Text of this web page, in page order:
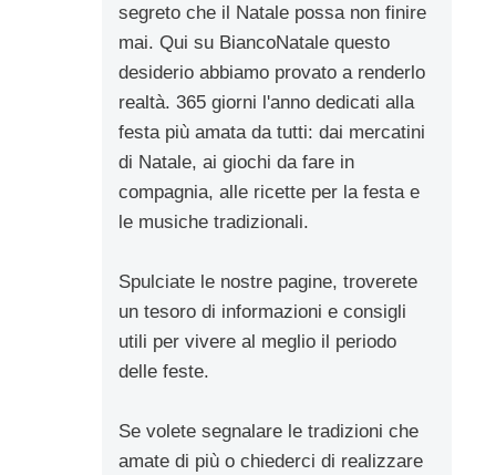
segreto che il Natale possa non finire
mai. Qui su BiancoNatale questo
desiderio abbiamo provato a renderlo
realtà. 365 giorni l'anno dedicati alla
festa più amata da tutti: dai mercatini
di Natale, ai giochi da fare in
compagnia, alle ricette per la festa e
le musiche tradizionali.
Spulciate le nostre pagine, troverete
un tesoro di informazioni e consigli
utili per vivere al meglio il periodo
delle feste.
Se volete segnalare le tradizioni che
amate di più o chiederci di realizzare